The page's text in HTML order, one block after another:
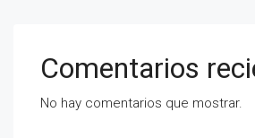
Comentarios
No hay comentarios que mostrar.